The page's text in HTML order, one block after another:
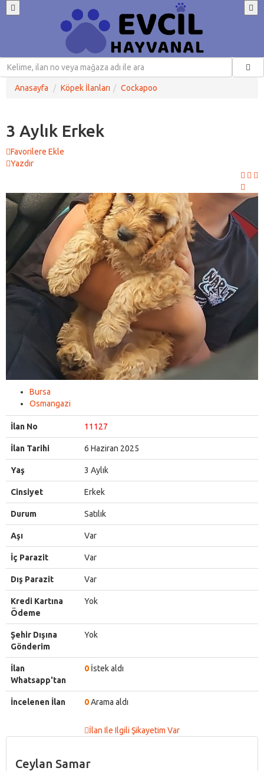
Anasayfa Köpek İlanları Cockapoo
3 Aylık Erkek
Favorilere Ekle
Yazdır
Bursa
Osmangazi
İlan No 11127
İlan Tarihi 6 Haziran 2025
Yaş 3 Aylık
Cinsiyet Erkek
Durum Satılık
Aşı Var
İç Parazit Var
Dış Parazit Var
Kredi Kartına
Ödeme
Yok
Şehir Dışına
Gönderim
Yok
İlan
Whatsapp'tan
0 İstek aldı
İncelenen İlan 0Arama aldı
İlan Ile Ilgili Şikayetim Var
Ceylan Samar